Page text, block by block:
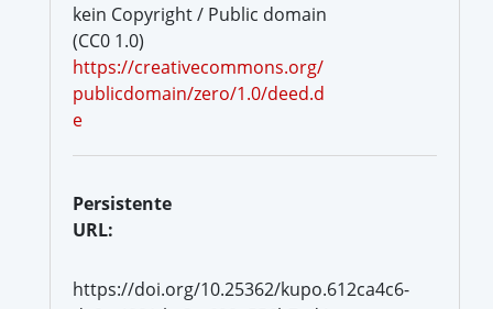
kein Copyright / Public domain
(CC0 1.0)
https://creativecommons.org/
publicdomain/zero/1.0/deed.d
e
Persistente
URL:
https://doi.org/10.25362/kupo.612ca4c6-